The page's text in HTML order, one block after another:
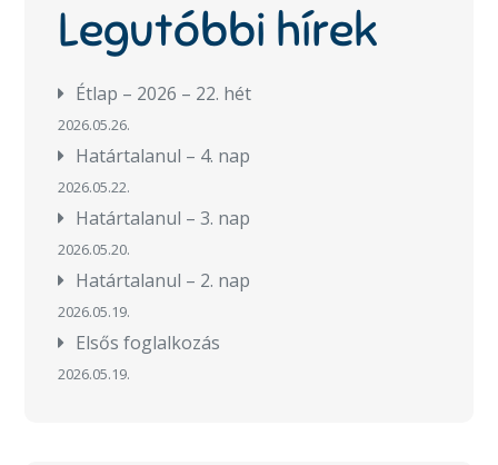
Legutóbbi hírek
Étlap – 2026 – 22. hét
2026.05.26.
Határtalanul – 4. nap
2026.05.22.
Határtalanul – 3. nap
2026.05.20.
Határtalanul – 2. nap
2026.05.19.
Elsős foglalkozás
2026.05.19.